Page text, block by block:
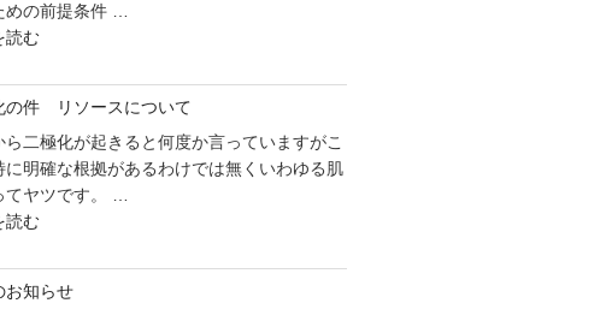
めの前提条件 …
読む
の件 リソースについて
ら二極化が起きると何度か言っていますがこ
に明確な根拠があるわけでは無くいわゆる肌
てヤツです。 …
読む
お知らせ